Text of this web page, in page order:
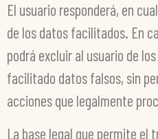
El usuario responderá, en
de los datos facilitados. En
podrá excluir al usuario de
facilitado datos falsos, sin
acciones que legalmente
La base legal que permite el